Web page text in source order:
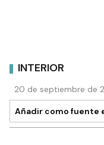
INTERIOR
20 de septiembre de
Añadir como fuente